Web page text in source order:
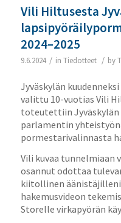
Vili Hiltusesta
2024–2025
9.6.2024 / in Tiedotteet / by
Jyväskylän
valittu 10-vuotias Vili
toteutettiin Jyväskylän
parlamentin
pormestarivalinnasta
Vili kuvaa tunnelmiaan
osannut odottaa
kiitollinen
hakemusvideon
Storelle virkapyörän